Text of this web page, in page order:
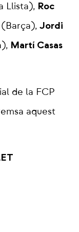
Llista), Roc
(Barça), Jordi
Martí Casas
de la FCP
aquest